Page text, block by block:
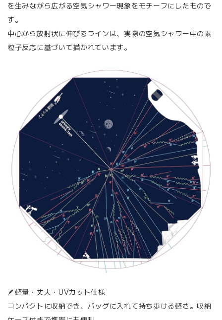
を生みながら広がる空気シャワー現象をモチーフにしたもので
す。
中心から放射状に伸びるラインは、実際の空気シャワー中の素
粒子反応に基づいて描かれています。
🪶軽量・丈夫・UVカット仕様
コンパクトに収納でき、バッグに入れて持ち歩ける軽さ。収納